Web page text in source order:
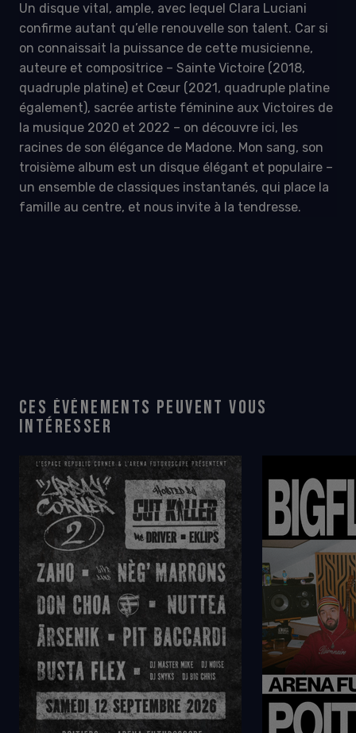
Un disque vital, ample, avec lequel Clara Luciani
confirme autant qu’elle renouvelle son talent. Car si
on connaissait la puissance de cette musicienne,
auteure et compositrice – Sainte Victoire (2018,
quadruple platine) et Cœur (2021, quadruple platine
également), sacrée artiste féminine aux Victoires de
la musique 2020 et 2022 – on découvre ici, les
racines de son élégance de Madone. Mon sang, son
troisième album est un disque élégant et populaire –
un ensemble de classiques instantanés, qui place la
famille au centre, et nous invite à la tendresse.
CES ÉVÉNEMENTS PEUVENT VOUS
INTÉRESSER